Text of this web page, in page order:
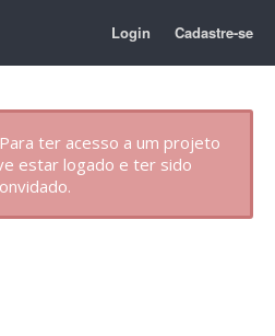
Login Cadastre-se
ter acesso a um projeto
estar logado e ter sido